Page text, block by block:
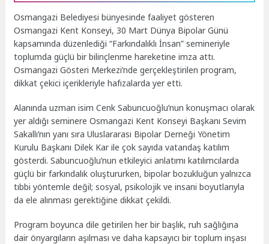
Osmangazi Belediyesi bünyesinde faaliyet gösteren
Osmangazi Kent Konseyi, 30 Mart Dünya Bipolar Günü
kapsamında düzenlediği “Farkındalıklı İnsan” semineriyle
toplumda güçlü bir bilinçlenme hareketine imza attı.
Osmangazi Gösteri Merkezi’nde gerçekleştirilen program,
dikkat çekici içerikleriyle hafızalarda yer etti.
Alanında uzman isim Cenk Sabuncuoğlu’nun konuşmacı olarak
yer aldığı seminere Osmangazi Kent Konseyi Başkanı Sevim
Sakallı’nın yanı sıra Uluslararası Bipolar Derneği Yönetim
Kurulu Başkanı Dilek Kar ile çok sayıda vatandaş katılım
gösterdi. Sabuncuoğlu’nun etkileyici anlatımı katılımcılarda
güçlü bir farkındalık oluştururken, bipolar bozukluğun yalnızca
tıbbi yöntemle değil; sosyal, psikolojik ve insani boyutlarıyla
da ele alınması gerektiğine dikkat çekildi.
Program boyunca dile getirilen her bir başlık, ruh sağlığına
dair önyargıların aşılması ve daha kapsayıcı bir toplum inşası